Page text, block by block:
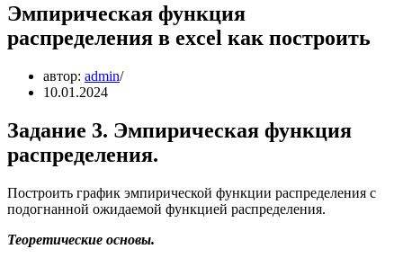
Эмпирическая функция
распределения в excel как построить
автор: admin
10.01.2024
Задание 3. Эмпирическая функция
распределения.
Построить график эмпирической функции распределения с
подогнанной ожидаемой функцией распределения.
Теоретические основы.